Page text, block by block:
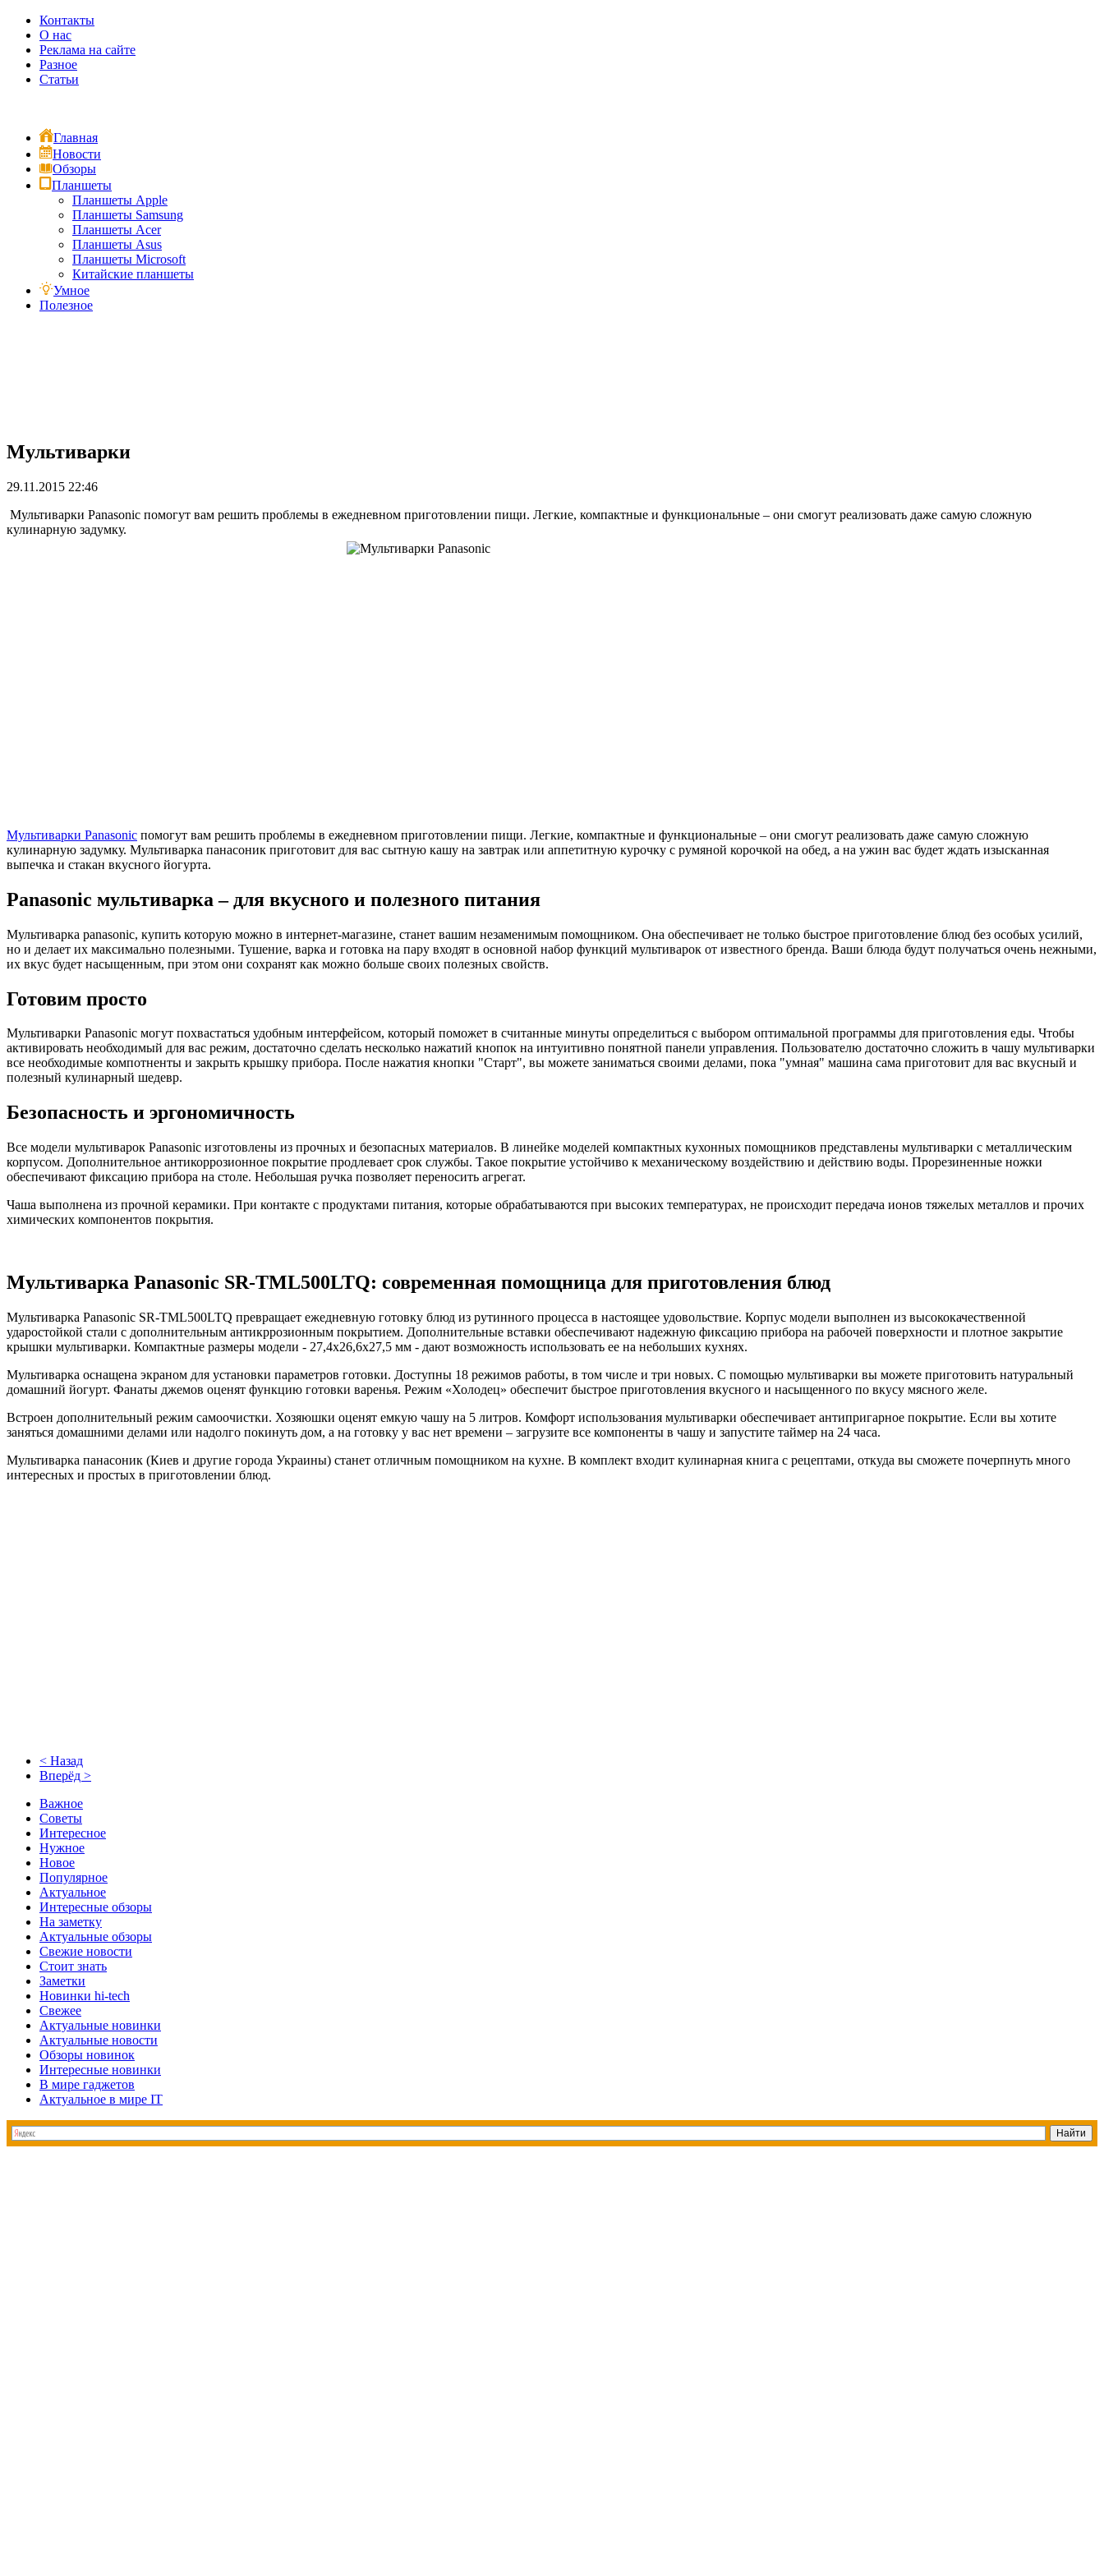
Контакты
О нас
Реклама на сайте
Разное
Статьи
Главная
Новости
Обзоры
Планшеты
Планшеты Apple
Планшеты Samsung
Планшеты Acer
Планшеты Asus
Планшеты Microsoft
Китайские планшеты
Умное
Полезное
Мультиварки
29.11.2015 22:46
Мультиварки Panasonic помогут вам решить проблемы в ежедневном приготовлении пищи. Легкие, компактные и функциональные – они смогут реализовать даже самую сложную
кулинарную задумку.
Мультиварки Panasonic помогут вам решить проблемы в ежедневном приготовлении пищи. Легкие, компактные и функциональные – они смогут реализовать даже самую сложную
кулинарную задумку. Мультиварка панасоник приготовит для вас сытную кашу на завтрак или аппетитную курочку с румяной корочкой на обед, а на ужин вас будет ждать изысканная
выпечка и стакан вкусного йогурта.
Рanasonic мультиварка – для вкусного и полезного питания
Мультиварка panasonic, купить которую можно в интернет-магазине, станет вашим незаменимым помощником. Она обеспечивает не только быстрое приготовление блюд без особых усилий,
но и делает их максимально полезными. Тушение, варка и готовка на пару входят в основной набор функций мультиварок от известного бренда. Ваши блюда будут получаться очень нежными,
их вкус будет насыщенным, при этом они сохранят как можно больше своих полезных свойств.
Готовим просто
Мультиварки Panasonic могут похвастаться удобным интерфейсом, который поможет в считанные минуты определиться с выбором оптимальной программы для приготовления еды. Чтобы
активировать необходимый для вас режим, достаточно сделать несколько нажатий кнопок на интуитивно понятной панели управления. Пользователю достаточно сложить в чашу мультиварки
все необходимые компотненты и закрыть крышку прибора. После нажатия кнопки "Старт", вы можете заниматься своими делами, пока "умная" машина сама приготовит для вас вкусный и
полезный кулинарный шедевр.
Безопасность и эргономичность
Все модели мультиварок Panasonic изготовлены из прочных и безопасных материалов. В линейке моделей компактных кухонных помощников представлены мультиварки с металлическим
корпусом. Дополнительное антикоррозионное покрытие продлевает срок службы. Такое покрытие устойчиво к механическому воздействию и действию воды. Прорезиненные ножки
обеспечивают фиксацию прибора на столе. Небольшая ручка позволяет переносить агрегат.
Чаша выполнена из прочной керамики. При контакте с продуктами питания, которые обрабатываются при высоких температурах, не происходит передача ионов тяжелых металлов и прочих
химических компонентов покрытия.
Мультиварка Panasonic SR-TML500LTQ: современная помощница для приготовления блюд
Мультиварка Panasonic SR-TML500LTQ превращает ежедневную готовку блюд из рутинного процесса в настоящее удовольствие. Корпус модели выполнен из высококачественной
ударостойкой стали с дополнительным антикррозионным покрытием. Дополнительные вставки обеспечивают надежную фиксацию прибора на рабочей поверхности и плотное закрытие
крышки мультиварки. Компактные размеры модели - 27,4х26,6х27,5 мм - дают возможность использовать ее на небольших кухнях.
Мультиварка оснащена экраном для установки параметров готовки. Доступны 18 режимов работы, в том числе и три новых. С помощью мультиварки вы можете приготовить натуральный
домашний йогурт. Фанаты джемов оценят функцию готовки варенья. Режим «Холодец» обеспечит быстрое приготовления вкусного и насыщенного по вкусу мясного желе.
Встроен дополнительный режим самоочистки. Хозяюшки оценят емкую чашу на 5 литров. Комфорт использования мультиварки обеспечивает антипригарное покрытие. Если вы хотите
заняться домашними делами или надолго покинуть дом, а на готовку у вас нет времени – загрузите все компоненты в чашу и запустите таймер на 24 часа.
Мультиварка панасоник (Киев и другие города Украины) станет отличным помощником на кухне. В комплект входит кулинарная книга с рецептами, откуда вы сможете почерпнуть много
интересных и простых в приготовлении блюд.
< Назад
Вперёд >
Важное
Советы
Интересное
Нужное
Новое
Популярное
Актуальное
Интересные обзоры
На заметку
Актуальные обзоры
Свежие новости
Стоит знать
Заметки
Новинки hi-tech
Свежее
Актуальные новинки
Актуальные новости
Обзоры новинок
Интересные новинки
В мире гаджетов
Актуальное в мире IT